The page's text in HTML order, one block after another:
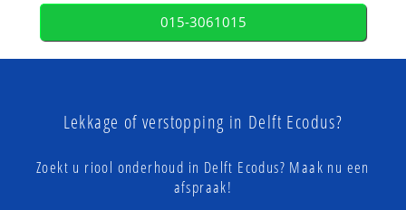
015-3061015
Lekkage of verstopping in Delft Ecodus?
Zoekt u riool onderhoud in Delft Ecodus? Maak nu een
afspraak!